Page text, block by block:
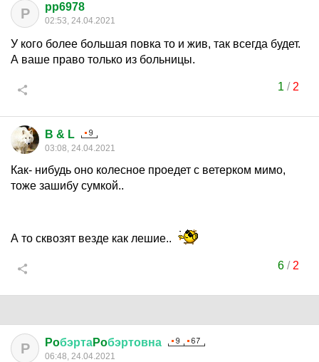
P pp6978
02:53, 24.04.2021
У кого более большая повка то и жив, так всегда будет.
А ваше право только из больницы.
1 / 2
B & L
03:08, 24.04.2021
Как- нибудь оно колесное проедет с ветерком мимо,
тоже зашибу сумкой..
А то сквозят везде как лешие..
6/ 2
P PoбэртаPoбэртовна
06:48, 24.04.2021